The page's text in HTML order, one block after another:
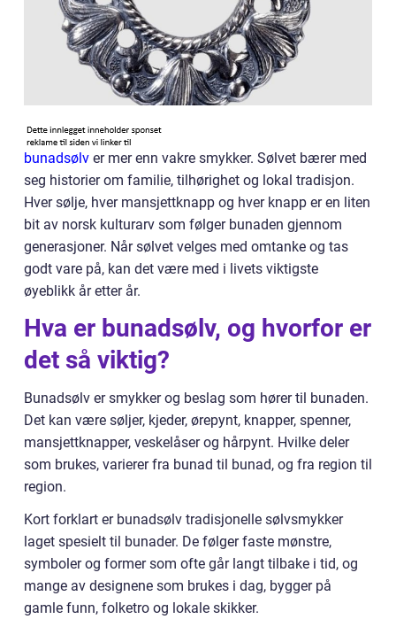
bunadsølv er mer enn vakre smykker. Sølvet bærer med
seg historier om familie, tilhørighet og lokal tradisjon.
Hver sølje, hver mansjettknapp og hver knapp er en liten
bit av norsk kulturarv som følger bunaden gjennom
generasjoner. Når sølvet velges med omtanke og tas
godt vare på, kan det være med i livets viktigste
øyeblikk år etter år.
Hva er bunadsølv, og hvorfor er
det så viktig?
Bunadsølv er smykker og beslag som hører til bunaden.
Det kan være søljer, kjeder, ørepynt, knapper, spenner,
mansjettknapper, veskelåser og hårpynt. Hvilke deler
som brukes, varierer fra bunad til bunad, og fra region til
region.
Kort forklart er bunadsølv tradisjonelle sølvsmykker
laget spesielt til bunader. De følger faste mønstre,
symboler og former som ofte går langt tilbake i tid, og
mange av designene som brukes i dag, bygger på
gamle funn, folketro og lokale skikker.